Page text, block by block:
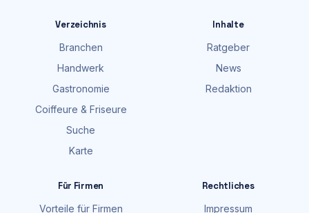
Verzeichnis
Branchen
Handwerk
Gastronomie
Coiffeure & Friseure
Suche
Karte
Inhalte
Ratgeber
News
Redaktion
Für Firmen
Vorteile für Firmen
Rechtliches
Impressum